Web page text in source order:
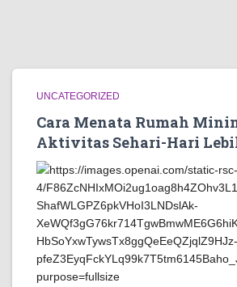
UNCATEGORIZED
Cara Menata Rumah
Aktivitas Sehari-Hari